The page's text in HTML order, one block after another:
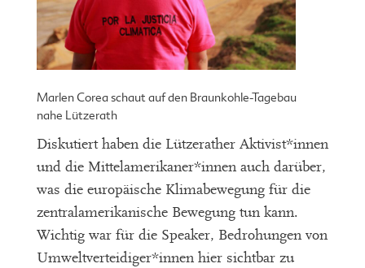
Marlen Corea schaut auf den Braunkohle-Tagebau
nahe Lützerath
Diskutiert haben die Lützerather Aktivist*innen
und die Mittelamerikaner*innen auch darüber,
was die europäische Klimabewegung für die
zentralamerikanische Bewegung tun kann.
Wichtig war für die Speaker, Bedrohungen von
Umweltverteidiger*innen hier sichtbar zu